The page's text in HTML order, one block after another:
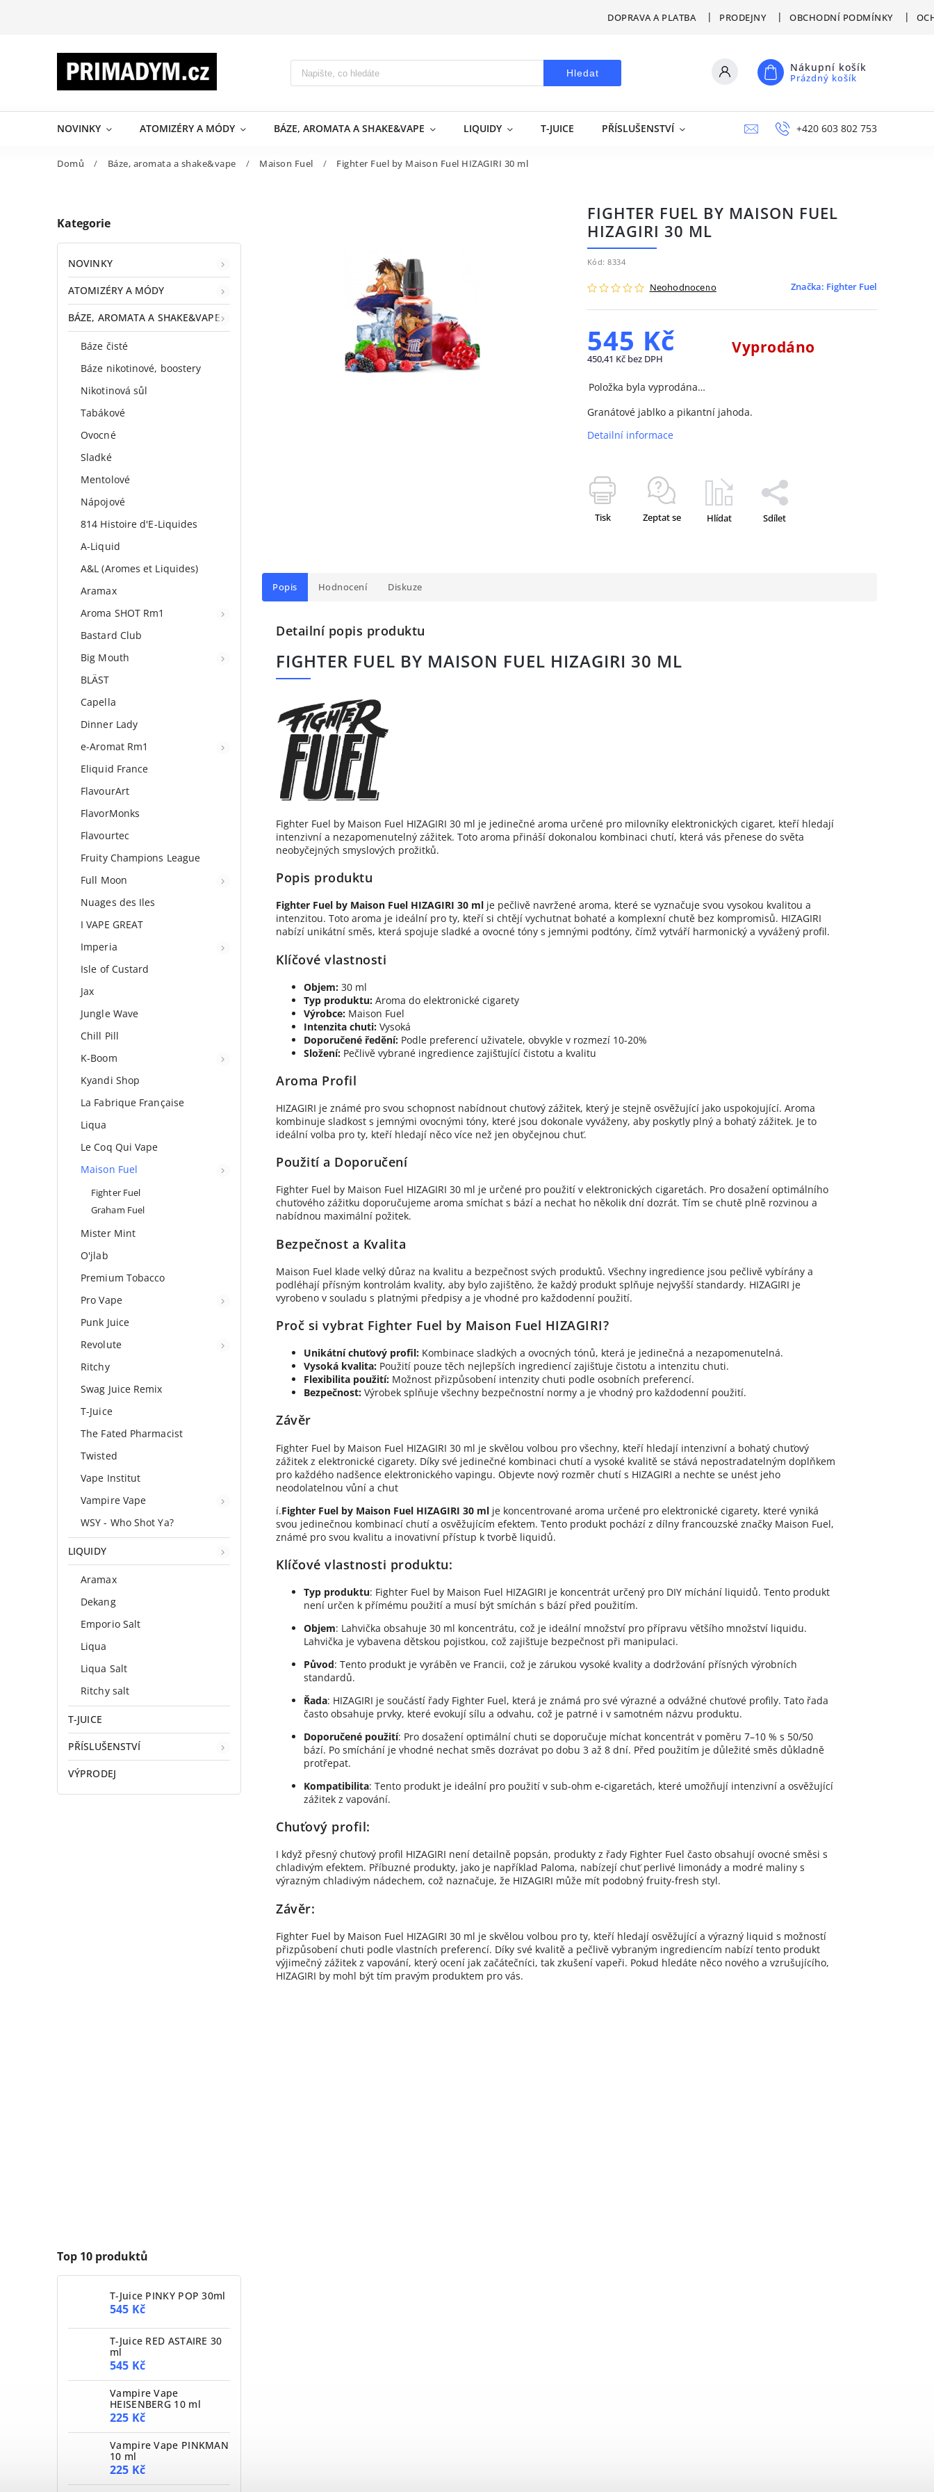
DOPRAVA A PLATBA PRODEJNY OBCHODNÍ PODMÍNKY
Hledat Nákupní košík
Prázdný košík
NOVINKY ATOMIZÉRY A MÓDY BÁZE, AROMATA A SHAKE&VAPE LIQUIDY T-JUICE PŘÍSLUŠENSTVÍ VÝPRODEJ NAPIŠTE NÁM
+420 603 802 753
Domů / Báze, aromata a shake&vape / Maison Fuel / Fighter Fuel by Maison Fuel HIZAGIRI 30 ml
Kategorie
NOVINKY
ATOMIZÉRY A MÓDY
BÁZE, AROMATA A SHAKE&VAPE
Báze čisté
Báze nikotinové, boostery
Nikotinová sůl
Tabákové
Ovocné
Sladké
Mentolové
Nápojové
814 Histoire d'E-Liquides
A-Liquid
A&L (Aromes et Liquides)
Aramax
Aroma SHOT Rm1
Bastard Club
Big Mouth
BLÄST
Capella
Dinner Lady
e-Aromat Rm1
Eliquid France
FlavourArt
FlavorMonks
Flavourtec
Fruity Champions League
Full Moon
Nuages des Iles
I VAPE GREAT
Imperia
Isle of Custard
Jax
Jungle Wave
Chill Pill
K-Boom
Kyandi Shop
La Fabrique Française
Liqua
Le Coq Qui Vape
Maison Fuel
Fighter Fuel
Graham Fuel
Mister Mint
O'jlab
Premium Tobacco
Pro Vape
Punk Juice
Revolute
Ritchy
Swag Juice Remix
T-Juice
The Fated Pharmacist
Twisted
Vape Institut
Vampire Vape
WSY - Who Shot Ya?
LIQUIDY
Aramax
Dekang
Emporio Salt
Liqua
Liqua Salt
Ritchy salt
T-JUICE
PŘÍSLUŠENSTVÍ
VÝPRODEJ
Top 10 produktů
T-Juice PINKY POP 30ml
545 Kč
T-Juice RED ASTAIRE 30
ml
545 Kč
Vampire Vape
HEISENBERG 10 ml
225 Kč
Vampire Vape PINKMAN
10 ml
225 Kč
FIGHTER FUEL BY MAISON FUEL
HIZAGIRI 30 ML
Kód: 8334
Neohodnoceno Značka: Fighter Fuel
545 Kč
450,41 Kč bez DPH
Vyprodáno
Položka byla vyprodána…
Granátové jablko a pikantní jahoda.
Detailní informace
Tisk Zeptat se Hlídat Sdílet
Popis Hodnocení Diskuze
Detailní popis produktu
FIGHTER FUEL BY MAISON FUEL HIZAGIRI 30 ML
Fighter Fuel by Maison Fuel HIZAGIRI 30 ml je jedinečné aroma určené pro milovníky elektronických cigaret, kteří hledají
intenzivní a nezapomenutelný zážitek. Toto aroma přináší dokonalou kombinaci chutí, která vás přenese do světa
neobyčejných smyslových prožitků.
Popis produktu
Fighter Fuel by Maison Fuel HIZAGIRI 30 ml je pečlivě navržené aroma, které se vyznačuje svou vysokou kvalitou a
intenzitou. Toto aroma je ideální pro ty, kteří si chtějí vychutnat bohaté a komplexní chutě bez kompromisů. HIZAGIRI
nabízí unikátní směs, která spojuje sladké a ovocné tóny s jemnými podtóny, čímž vytváří harmonický a vyvážený profil.
Klíčové vlastnosti
Objem: 30 ml
Typ produktu: Aroma do elektronické cigarety
Výrobce: Maison Fuel
Intenzita chuti: Vysoká
Doporučené ředění: Podle preferencí uživatele, obvykle v rozmezí 10-20%
Složení: Pečlivě vybrané ingredience zajišťující čistotu a kvalitu
Aroma Profil
HIZAGIRI je známé pro svou schopnost nabídnout chuťový zážitek, který je stejně osvěžující jako uspokojující. Aroma
kombinuje sladkost s jemnými ovocnými tóny, které jsou dokonale vyváženy, aby poskytly plný a bohatý zážitek. Je to
ideální volba pro ty, kteří hledají něco více než jen obyčejnou chuť.
Použití a Doporučení
Fighter Fuel by Maison Fuel HIZAGIRI 30 ml je určené pro použití v elektronických cigaretách. Pro dosažení optimálního
chuťového zážitku doporučujeme aroma smíchat s bází a nechat ho několik dní dozrát. Tím se chutě plně rozvinou a
nabídnou maximální požitek.
Bezpečnost a Kvalita
Maison Fuel klade velký důraz na kvalitu a bezpečnost svých produktů. Všechny ingredience jsou pečlivě vybírány a
podléhají přísným kontrolám kvality, aby bylo zajištěno, že každý produkt splňuje nejvyšší standardy. HIZAGIRI je
vyrobeno v souladu s platnými předpisy a je vhodné pro každodenní použití.
Proč si vybrat Fighter Fuel by Maison Fuel HIZAGIRI?
Unikátní chuťový profil: Kombinace sladkých a ovocných tónů, která je jedinečná a nezapomenutelná.
Vysoká kvalita: Použití pouze těch nejlepších ingrediencí zajišťuje čistotu a intenzitu chuti.
Flexibilita použití: Možnost přizpůsobení intenzity chuti podle osobních preferencí.
Bezpečnost: Výrobek splňuje všechny bezpečnostní normy a je vhodný pro každodenní použití.
Závěr
Fighter Fuel by Maison Fuel HIZAGIRI 30 ml je skvělou volbou pro všechny, kteří hledají intenzivní a bohatý chuťový
zážitek z elektronické cigarety. Díky své jedinečné kombinaci chutí a vysoké kvalitě se stává nepostradatelným doplňkem
pro každého nadšence elektronického vapingu. Objevte nový rozměr chutí s HIZAGIRI a nechte se unést jeho
neodolatelnou vůní a chut
í.Fighter Fuel by Maison Fuel HIZAGIRI 30 ml je koncentrované aroma určené pro elektronické cigarety, které vyniká
svou jedinečnou kombinací chutí a osvěžujícím efektem. Tento produkt pochází z dílny francouzské značky Maison Fuel,
známé pro svou kvalitu a inovativní přístup k tvorbě liquidů.
Klíčové vlastnosti produktu:
Typ produktu: Fighter Fuel by Maison Fuel HIZAGIRI je koncentrát určený pro DIY míchání liquidů. Tento produkt
není určen k přímému použití a musí být smíchán s bází před použitím.
Objem: Lahvička obsahuje 30 ml koncentrátu, což je ideální množství pro přípravu většího množství liquidu.
Lahvička je vybavena dětskou pojistkou, což zajišťuje bezpečnost při manipulaci.
Původ: Tento produkt je vyráběn ve Francii, což je zárukou vysoké kvality a dodržování přísných výrobních
standardů.
Řada: HIZAGIRI je součástí řady Fighter Fuel, která je známá pro své výrazné a odvážné chuťové profily. Tato řada
často obsahuje prvky, které evokují sílu a odvahu, což je patrné i v samotném názvu produktu.
Doporučené použití: Pro dosažení optimální chuti se doporučuje míchat koncentrát v poměru 7–10 % s 50/50
bází. Po smíchání je vhodné nechat směs dozrávat po dobu 3 až 8 dní. Před použitím je důležité směs důkladně
protřepat.
Kompatibilita: Tento produkt je ideální pro použití v sub-ohm e-cigaretách, které umožňují intenzivní a osvěžující
zážitek z vapování.
Chuťový profil:
I když přesný chuťový profil HIZAGIRI není detailně popsán, produkty z řady Fighter Fuel často obsahují ovocné směsi s
chladivým efektem. Příbuzné produkty, jako je například Paloma, nabízejí chuť perlivé limonády a modré maliny s
výrazným chladivým nádechem, což naznačuje, že HIZAGIRI může mít podobný fruity-fresh styl.
Závěr:
Fighter Fuel by Maison Fuel HIZAGIRI 30 ml je skvělou volbou pro ty, kteří hledají osvěžující a výrazný liquid s možností
přizpůsobení chuti podle vlastních preferencí. Díky své kvalitě a pečlivě vybraným ingrediencím nabízí tento produkt
výjimečný zážitek z vapování, který ocení jak začátečníci, tak zkušení vapeři. Pokud hledáte něco nového a vzrušujícího,
HIZAGIRI by mohl být tím pravým produktem pro vás.